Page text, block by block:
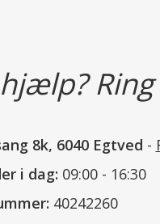
mere om hvordan
8k, 6040 Egtved -
i dag: 09:00 - 16:30
40242260